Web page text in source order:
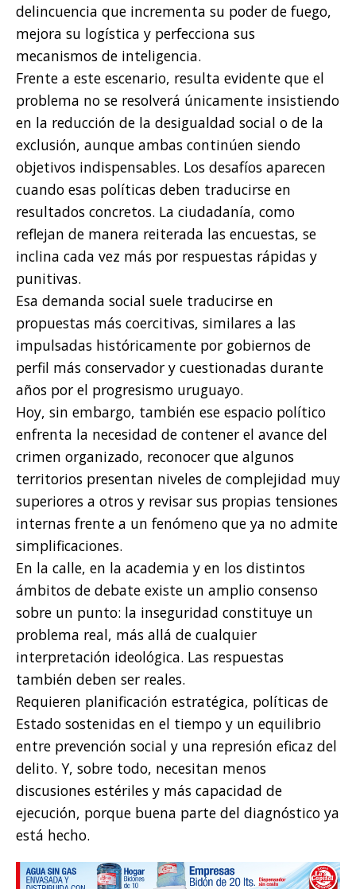
delincuencia que incrementa su poder de fuego,
mejora su logística y perfecciona sus
mecanismos de inteligencia.
Frente a este escenario, resulta evidente que el
problema no se resolverá únicamente insistiendo
en la reducción de la desigualdad social o de la
exclusión, aunque ambas continúen siendo
objetivos indispensables. Los desafíos aparecen
cuando esas políticas deben traducirse en
resultados concretos. La ciudadanía, como
reflejan de manera reiterada las encuestas, se
inclina cada vez más por respuestas rápidas y
punitivas.
Esa demanda social suele traducirse en
propuestas más coercitivas, similares a las
impulsadas históricamente por gobiernos de
perfil más conservador y cuestionadas durante
años por el progresismo uruguayo.
Hoy, sin embargo, también ese espacio político
enfrenta la necesidad de contener el avance del
crimen organizado, reconocer que algunos
territorios presentan niveles de complejidad muy
superiores a otros y revisar sus propias tensiones
internas frente a un fenómeno que ya no admite
simplificaciones.
En la calle, en la academia y en los distintos
ámbitos de debate existe un amplio consenso
sobre un punto: la inseguridad constituye un
problema real, más allá de cualquier
interpretación ideológica. Las respuestas
también deben ser reales.
Requieren planificación estratégica, políticas de
Estado sostenidas en el tiempo y un equilibrio
entre prevención social y una represión eficaz del
delito. Y, sobre todo, necesitan menos
discusiones estériles y más capacidad de
ejecución, porque buena parte del diagnóstico ya
está hecho.